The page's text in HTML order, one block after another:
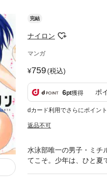
完結
ナイロン
マンガ
759(税込)
6pt獲得 ポ
dカード利用でさらにポイン
返品不可
水泳部唯一の男子・ミチ
てこそ。少年は、ひと夏